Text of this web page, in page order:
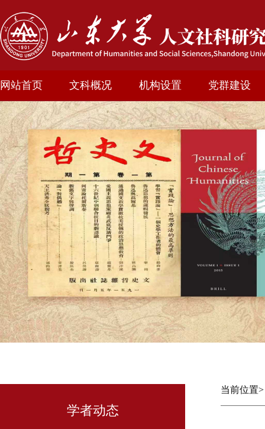
网站首页 文科概况 机构设置 党群建设
学者动态
当前位置